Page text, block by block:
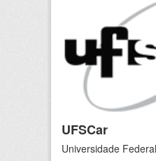
UFSCar
Universidade